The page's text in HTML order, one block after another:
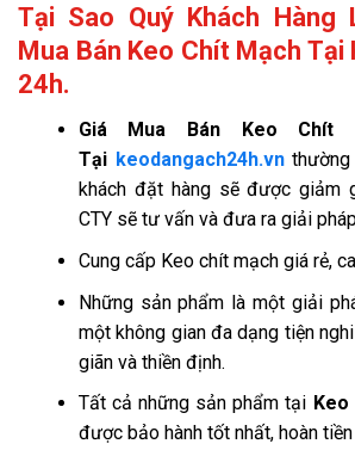
Tại Sao Quý Khách Hàng
Mua Bán Keo Chít Mạch Tại
24h.
GiáMua Bán Keo Chít
Tại keodangach24h.vn
khách đặt hàng sẽ được giảm
CTY sẽ tư vấn và đưa ra giải
Cung cấp Keo chít mạch giá rẻ,
Những sản phẩm là một giải
một không gian đa dạng tiện
giãn và thiền định.
Tất cả những sản phẩm tại Keo
được bảo hành tốt nhất, hoàn